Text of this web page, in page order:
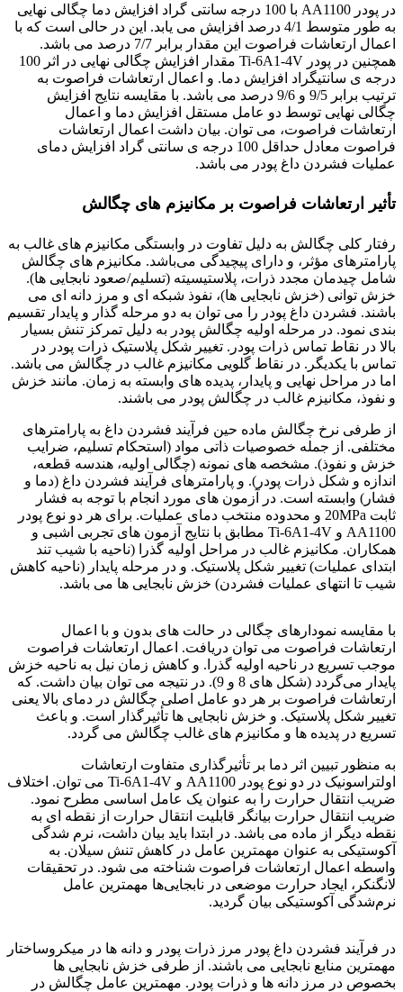
در پودر AA1100 با 100 درجه سانتی گراد افزایش دما چگالی نهایی
به طور متوسط 4/1 درصد افزایش می یابد. این در حالی است که با
اعمال ارتعاشات فراصوت این مقدار برابر 7/7 درصد می باشد.
همچنین در پودر Ti-6A1-4V مقدار افزایش چگالی نهایی در اثر 100
درجه ی سانتیگراد افزایش دما. و اعمال ارتعاشات فراصوت به
ترتیب برابر 9/5 و 9/6 درصد می باشد. با مقایسه نتایج افزایش
چگالی نهایی توسط دو عامل مستقل افزایش دما و اعمال
ارتعاشات فراصوت، می توان. بیان داشت اعمال ارتعاشات
فراصوت معادل حداقل 100 درجه ی سانتی گراد افزایش دمای
عملیات فشردن داغ پودر می باشد.
تأثیر ارتعاشات فراصوت بر مکانیزم های چگالش
رفتار کلی چگالش به دلیل تفاوت در وابستگی مکانیزم های غالب به
پارامترهای مؤثر، و دارای پیچیدگی می‌باشد. مکانیزم های چگالش
شامل چیدمان مجدد ذرات، پلاستیسیته (تسلیم/صعود نابجایی ها).
خزش توانی (خزش نابجایی ها)، نفوذ شبکه ای و مرز دانه ای می
باشند. فشردن داغ پودر را می توان به دو مرحله گذار و پایدار تقسیم
بندی نمود. در مرحله اولیه چگالش پودر به دلیل تمرکز تنش بسیار
بالا در نقاط تماس ذرات پودر. تغییر شکل پلاستیک ذرات پودر در
تماس با یکدیگر. در نقاط گلویی مکانیزم غالب در چگالش می باشد.
اما در مراحل نهایی و پایدار، پدیده های وابسته به زمان. مانند خزش
و نفوذ، مکانیزم غالب در چگالش پودر می باشند.
از طرفی نرخ چگالش ماده حین فرآیند فشردن داغ به پارامترهای
مختلفی. از جمله خصوصیات ذاتی مواد (استحکام تسلیم، ضرایب
خزش و نفوذ). مشخصه های نمونه (چگالی اولیه، هندسه قطعه،
اندازه و شکل ذرات پودر). و پارامترهای فرآیند فشردن داغ (دما و
فشار) وابسته است. در آزمون های مورد انجام با توجه به فشار
ثابت 20MPa و محدوده منتخب دمای عملیات. برای هر دو نوع پودر
AA1100 و Ti-6A1-4V مطابق با نتایج آزمون های تجربی اشبی و
همکاران. مکانیزم غالب در مراحل اولیه گذرا (ناحیه با شیب تند
ابتدای عملیات) تغییر شکل پلاستیک. و در مرحله پایدار (ناحیه کاهش
شیب تا انتهای عملیات فشردن) خزش نابجایی ها می باشد.
با مقایسه نمودارهای چگالی در حالت های بدون و با اعمال
ارتعاشات فراصوت می توان دریافت. اعمال ارتعاشات فراصوت
موجب تسریع در ناحیه اولیه گذرا. و کاهش زمان نیل به ناحیه خزش
پایدار می‌گردد (شکل های 8 و 9). در نتیجه می توان بیان داشت. که
ارتعاشات فراصوت بر هر دو عامل اصلی چگالش در دمای بالا یعنی
تغییر شکل پلاستیک. و خزش نابجایی ها تأثیرگذار است. و باعث
تسریع در پدیده ها و مکانیزم های غالب چگالش می گردد.
به منظور تبیین اثر دما بر تأثیرگذاری متفاوت ارتعاشات
اولتراسونیک در دو نوع پودر AA1100 و Ti-6A1-4V می توان. اختلاف
ضریب انتقال حرارت را به عنوان یک عامل اساسی مطرح نمود.
ضریب انتقال حرارت بیانگر قابلیت انتقال حرارت از نقطه ای به
نقطه دیگر از ماده می باشد. در ابتدا باید بیان داشت، نرم شدگی
آکوستیکی به عنوان مهمترین عامل در کاهش تنش سیلان. به
واسطه اعمال ارتعاشات فراصوت شناخته می شود. در تحقیقات
لانگنکر، ایجاد حرارت موضعی در نابجایی‌ها مهمترین عامل
نرم‌شدگی آکوستیکی بیان گردید.
در فرآیند فشردن داغ پودر مرز ذرات پودر و دانه ها در میکروساختار
مهمترین منابع نابجایی می باشند. از طرفی خزش نابجایی ها
بخصوص در مرز دانه ها و ذرات پودر. مهمترین عامل چگالش در